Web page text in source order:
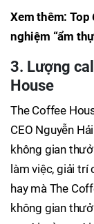
Xem thêm:Top
nghiệm “ẩm
3. Lượng
House
The Coffee
CEO Nguyễn
không gian
làm việc, giải
hay mà The
không gian